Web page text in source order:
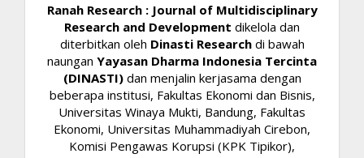
Ranah Research : Journal of Multidisciplinary
Research and Development dikelola dan
diterbitkan oleh Dinasti Research di bawah
naungan Yayasan Dharma Indonesia Tercinta
(DINASTI)dan menjalin kerjasama dengan
beberapa institusi, Fakultas Ekonomi dan Bisnis,
Universitas Winaya Mukti, Bandung, Fakultas
Ekonomi, Universitas Muhammadiyah Cirebon,
Komisi Pengawas Korupsi (KPK Tipikor),